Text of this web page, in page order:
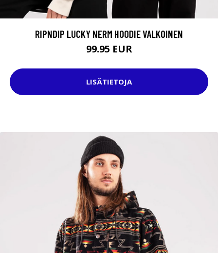
RIPNDIP LUCKY NERM HOODIE VALKOINEN
99.95 EUR
LISÄTIETOJA